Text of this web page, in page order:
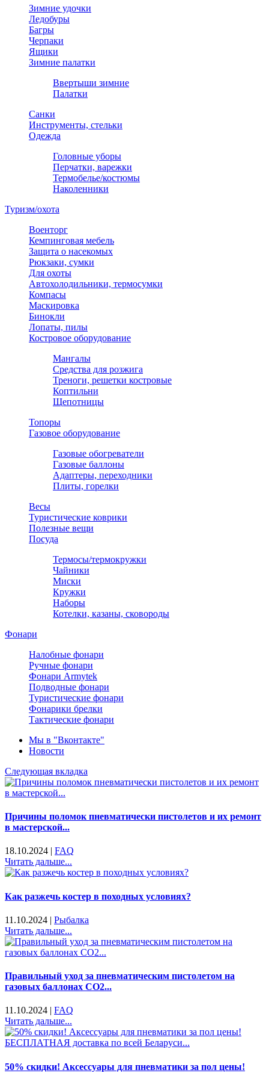
Зимние удочки
Ледобуры
Багры
Черпаки
Ящики
Зимние палатки
Ввертыши зимние
Палатки
Санки
Инструменты, стельки
Одежда
Головные уборы
Перчатки, варежки
Термобелье/костюмы
Наколенники
Туризм/охота
Военторг
Кемпинговая мебель
Защита о насекомых
Рюкзаки, сумки
Для охоты
Автохолодильники, термосумки
Компасы
Маскировка
Бинокли
Лопаты, пилы
Костровое оборудование
Мангалы
Средства для розжига
Треноги, решетки костровые
Коптильни
Щепотницы
Топоры
Газовое оборудование
Газовые обогреватели
Газовые баллоны
Адаптеры, переходники
Плиты, горелки
Весы
Туристические коврики
Полезные вещи
Посуда
Термосы/термокружки
Чайники
Миски
Кружки
Наборы
Котелки, казаны, сковороды
Фонари
Налобные фонари
Ручные фонари
Фонари Armytek
Подводные фонари
Туристические фонари
Фонарики брелки
Тактические фонари
Мы в "Вконтакте"
Новости
Следующая вкладка
Причины поломок пневматически пистолетов и их ремонт
в мастерской...
18.10.2024 | FAQ
Читать дальше...
Как разжечь костер в походных условиях?
11.10.2024 | Рыбалка
Читать дальше...
Правильный уход за пневматическим пистолетом на
газовых баллонах CO2...
11.10.2024 | FAQ
Читать дальше...
50% скидки! Аксессуары для пневматики за пол цены!